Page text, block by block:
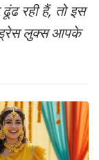
रही हैं, तो इस
ड्रेस लुक्स आपके